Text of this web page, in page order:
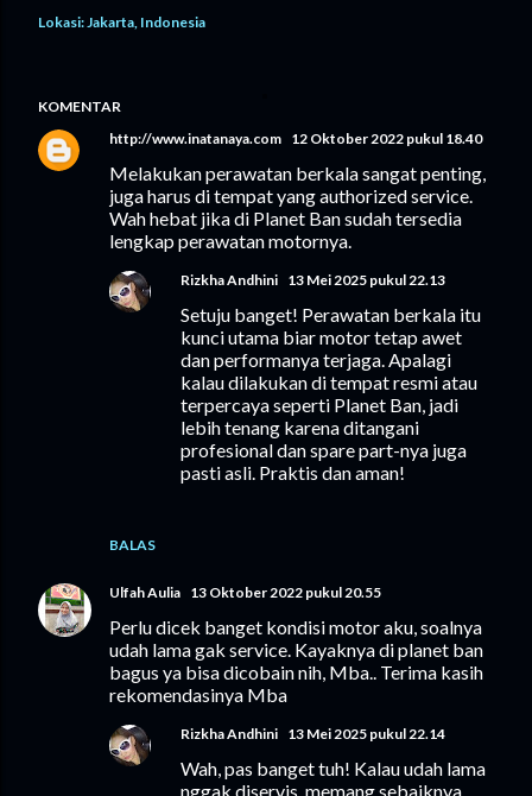
Lokasi: Jakarta, Indonesia
KOMENTAR
http://www.inatanaya.com 12 Oktober 2022 pukul 18.40
Melakukan perawatan berkala sangat penting,
juga harus di tempat yang authorized service.
Wah hebat jika di Planet Ban sudah tersedia
lengkap perawatan motornya.
BALAS
Rizkha Andhini 13 Mei 2025 pukul 22.13
Setuju banget! Perawatan berkala itu
kunci utama biar motor tetap awet
dan performanya terjaga. Apalagi
kalau dilakukan di tempat resmi atau
terpercaya seperti Planet Ban, jadi
lebih tenang karena ditangani
profesional dan spare part-nya juga
pasti asli. Praktis dan aman!
Ulfah Aulia 13 Oktober 2022 pukul 20.55
Perlu dicek banget kondisi motor aku, soalnya
udah lama gak service. Kayaknya di planet ban
bagus ya bisa dicobain nih, Mba.. Terima kasih
rekomendasinya Mba
Rizkha Andhini 13 Mei 2025 pukul 22.14
Wah, pas banget tuh! Kalau udah lama
nggak diservis, memang sebaiknya